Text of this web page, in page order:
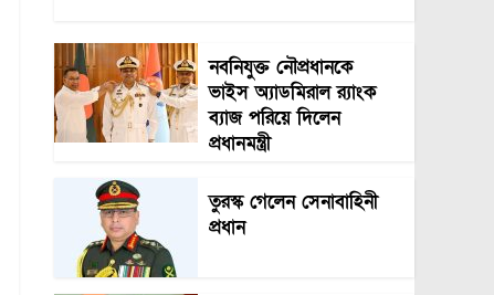
নবনিযুক্ত নৌপ্রধানকে
ভাইস অ্যাডমিরাল র‍্যাংক
ব্যাজ পরিয়ে দিলেন
প্রধানমন্ত্রী
তুরস্ক গেলেন সেনাবাহিনী
প্রধান